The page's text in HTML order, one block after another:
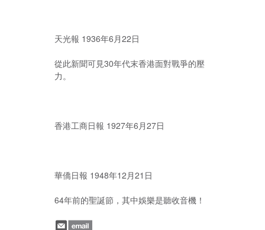
天光報 1936年6月22日
從此新聞可見30年代末香港面對戰爭的壓
力。
香港工商日報 1927年6月27日
華僑日報 1948年12月21日
64年前的聖誕節，其中娛樂是聽收音機！